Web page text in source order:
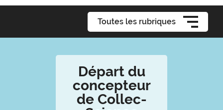
Toutes les rubriques
Départ du
concepteur
de Collec-